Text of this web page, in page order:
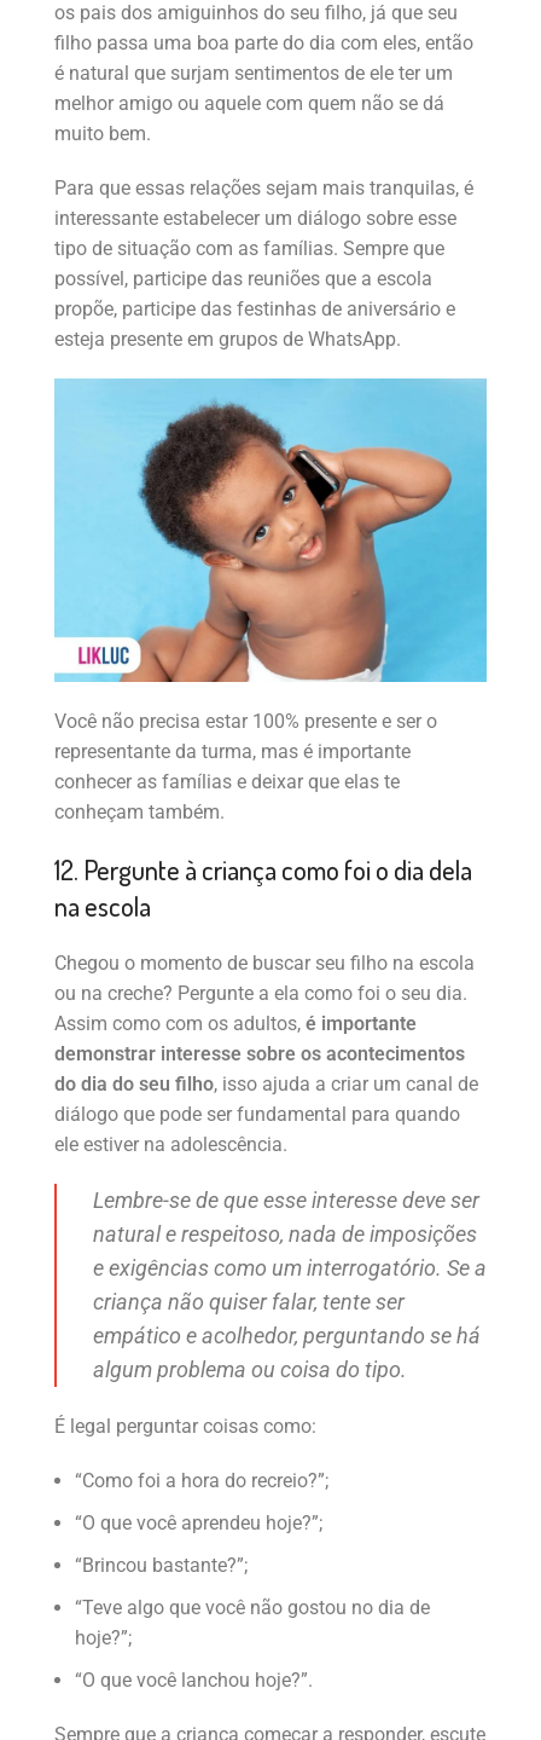
os pais dos amiguinhos do seu filho, já que seu
filho passa uma boa parte do dia com eles, então
é natural que surjam sentimentos de ele ter um
melhor amigo ou aquele com quem não se dá
muito bem.
Para que essas relações sejam mais tranquilas, é
interessante estabelecer um diálogo sobre esse
tipo de situação com as famílias. Sempre que
possível, participe das reuniões que a escola
propõe, participe das festinhas de aniversário e
esteja presente em grupos de WhatsApp.
Você não precisa estar 100% presente e ser o
representante da turma, mas é importante
conhecer as famílias e deixar que elas te
conheçam também.
12. Pergunte à criança como foi o dia dela
na escola
Chegou o momento de buscar seu filho na escola
ou na creche? Pergunte a ela como foi o seu dia.
Assim como com os adultos, é importante
demonstrar interesse sobre os acontecimentos
do dia do seu filho, isso ajuda a criar um canal de
diálogo que pode ser fundamental para quando
ele estiver na adolescência.
Lembre-se de que esse interesse deve ser
natural e respeitoso, nada de imposições
e exigências como um interrogatório. Se a
criança não quiser falar, tente ser
empático e acolhedor, perguntando se há
algum problema ou coisa do tipo.
É legal perguntar coisas como:
“Como foi a hora do recreio?”;
“O que você aprendeu hoje?”;
“Brincou bastante?”;
“Teve algo que você não gostou no dia de
hoje?”;
“O que você lanchou hoje?”.
Sempre que a criança começar a responder, escute